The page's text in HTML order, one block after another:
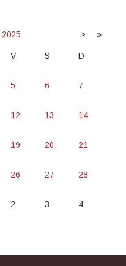
2025 > »
V S D
5 6 7
12 13 14
19 20 21
26 27 28
2 3 4